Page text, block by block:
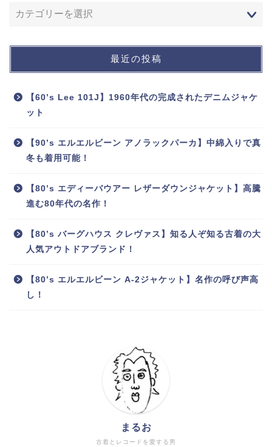
最近の投稿
【60’s Lee 101J】1960年代の完成されたデニムジャケ
ット
【90’s エルエルビーン アノラックパーカ】中綿入りで真
冬も着用可能！
【80’s エディーバウアー レザーダウンジャケット】高騰
進む80年代の名作！
【80’s バーグハウス クレヴァス】知る人ぞ知る古着の大
人気アウトドアブランド！
【80’s エルエルビーン A-2ジャケット】名作の呼び声高
し！
古着とレコードを愛する男
まるお